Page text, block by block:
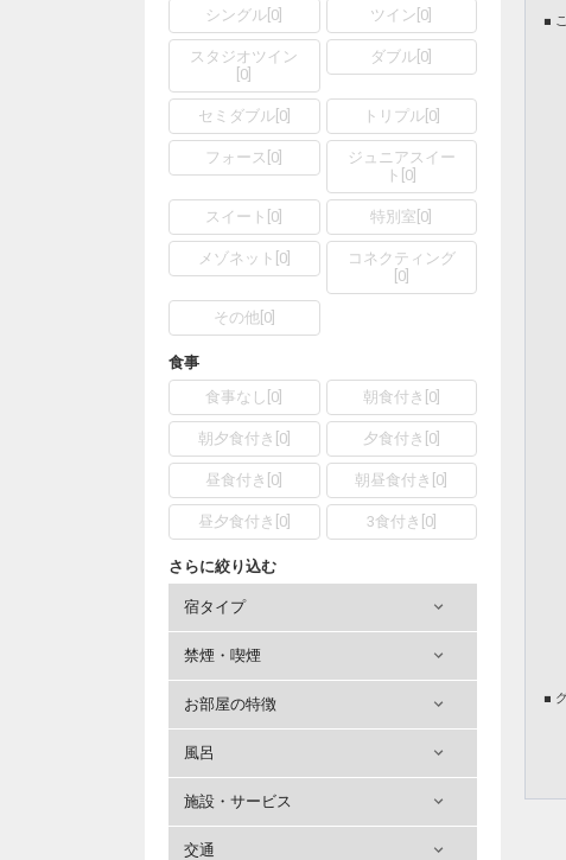
シングル 0 ツイン 0
スタジオツイン
0
ダブル 0
セミダブル[ 0] トリプル[ 0]
フォース 0
ジュニアスイー
ト 0
スイート 0 特別室 0
メゾネット 0]
コネクティング
0]
その他[ 0]
食事
食事なし 0 朝食付き 0]
朝夕食付き 0] 夕食付き 0]
昼食付き 0 朝昼食付き 0
昼夕食付き 0] 3食付き 0]
さらに絞り込む
宿タイプ
禁煙・喫煙
お部屋の特徴
風呂
施設・サービス
交通
■
■